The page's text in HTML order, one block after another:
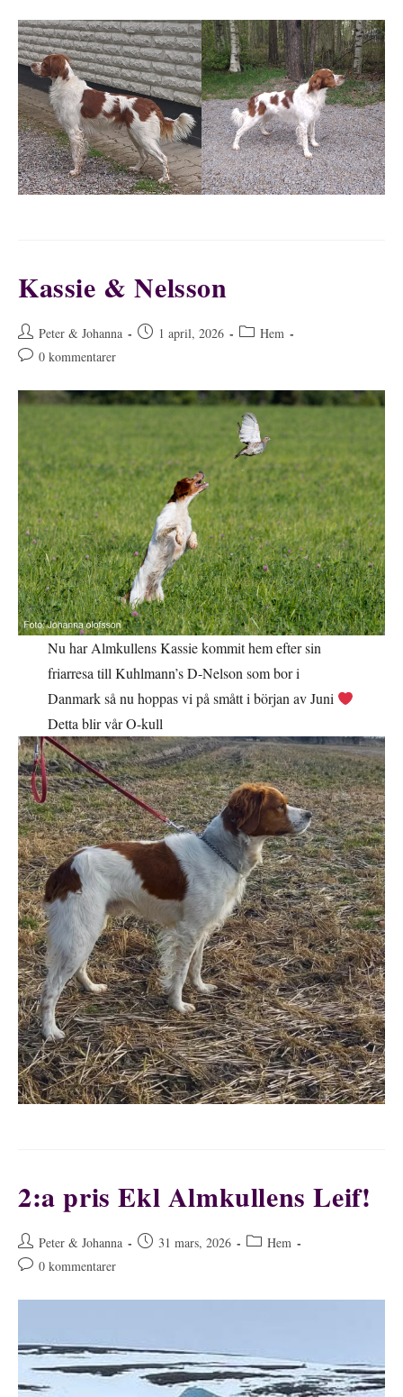
Kassie & Nelsson
Inläggsförfattare:
Peter & Johanna
Inlägget1 april, 2026 Inläggskategori:
Hem
Kommentarer
inlägget:
0 kommentarer
Nu har Almkullens Kassie kommit hem efter sin
friarresa till Kuhlmann’s D-Nelson som bor i
Danmark så nu hoppas vi på smått i början av Juni
Detta blir vår O-kull
2:a pris Ekl Almkullens Leif!
Inläggsförfattare:
Peter & Johanna
Inlägget31 mars, 2026 Inläggskategori:
Hem
Kommentarer
inlägget:
0 kommentarer